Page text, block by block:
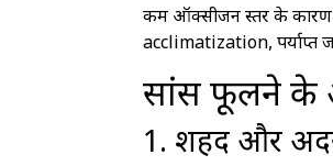
कम ऑक्सीजन स्तर के कारण
acclimatization, पर्याप्त
सांस फूलने के
1. शहद और